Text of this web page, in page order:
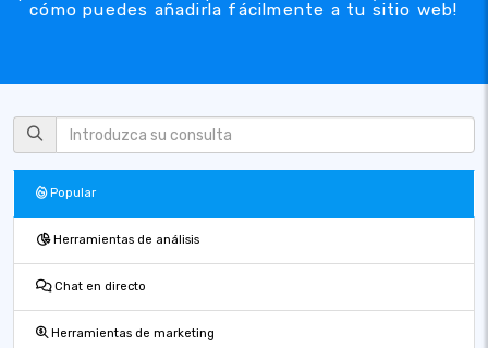
cómo puedes añadirla fácilmente a tu sitio web!
Popular
Herramientas de análisis
Chat en directo
Herramientas de marketing